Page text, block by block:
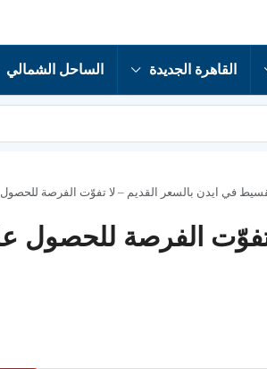
القاهرة الجديدة الساحل الشمالي
في ايدن بالسعر القديم – لا تفوّت الفرصة
تفوّت الفرصة للحصول